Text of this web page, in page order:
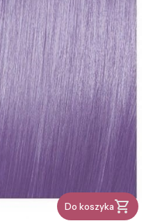
Do koszyka